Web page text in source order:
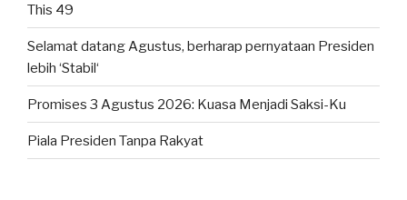
This 49
Selamat datang Agustus, berharap pernyataan Presiden
lebih ‘Stabil‘
Promises 3 Agustus 2026: Kuasa Menjadi Saksi-Ku
Piala Presiden Tanpa Rakyat